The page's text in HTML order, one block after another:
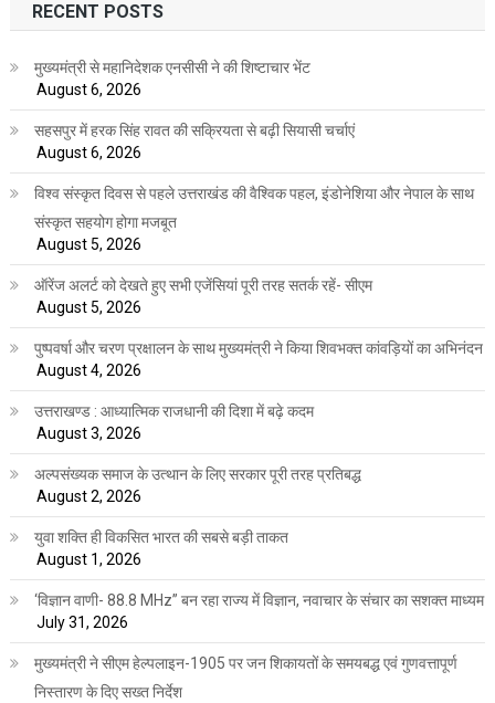
RECENT POSTS
मुख्यमंत्री से महानिदेशक एनसीसी ने की शिष्टाचार भेंट
August 6, 2026
सहसपुर में हरक सिंह रावत की सक्रियता से बढ़ी सियासी चर्चाएं
August 6, 2026
विश्व संस्कृत दिवस से पहले उत्तराखंड की वैश्विक पहल, इंडोनेशिया और नेपाल के साथ
संस्कृत सहयोग होगा मजबूत
August 5, 2026
ऑरेंज अलर्ट को देखते हुए सभी एजेंसियां पूरी तरह सतर्क रहें- सीएम
August 5, 2026
पुष्पवर्षा और चरण प्रक्षालन के साथ मुख्यमंत्री ने किया शिवभक्त कांवड़ियों का अभिनंदन
August 4, 2026
उत्तराखण्ड : आध्यात्मिक राजधानी की दिशा में बढ़े कदम
August 3, 2026
अल्पसंख्यक समाज के उत्थान के लिए सरकार पूरी तरह प्रतिबद्ध
August 2, 2026
युवा शक्ति ही विकसित भारत की सबसे बड़ी ताकत
August 1, 2026
‘विज्ञान वाणी- 88.8 MHz” बन रहा राज्य में विज्ञान, नवाचार के संचार का सशक्त माध्यम
July 31, 2026
मुख्यमंत्री ने सीएम हेल्पलाइन-1905 पर जन शिकायतों के समयबद्ध एवं गुणवत्तापूर्ण
निस्तारण के दिए सख्त निर्देश